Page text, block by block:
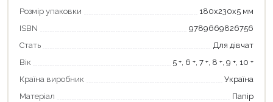
Розмір упаковки
180х230х5 мм
ISBN
9789669826756
Стать
Для дівчат
Вік
5 +, 6 +, 7 +, 8 +, 9 +, 10 +
Країна виробник
Україна
Матеріал
Папір
Оформити замовлення